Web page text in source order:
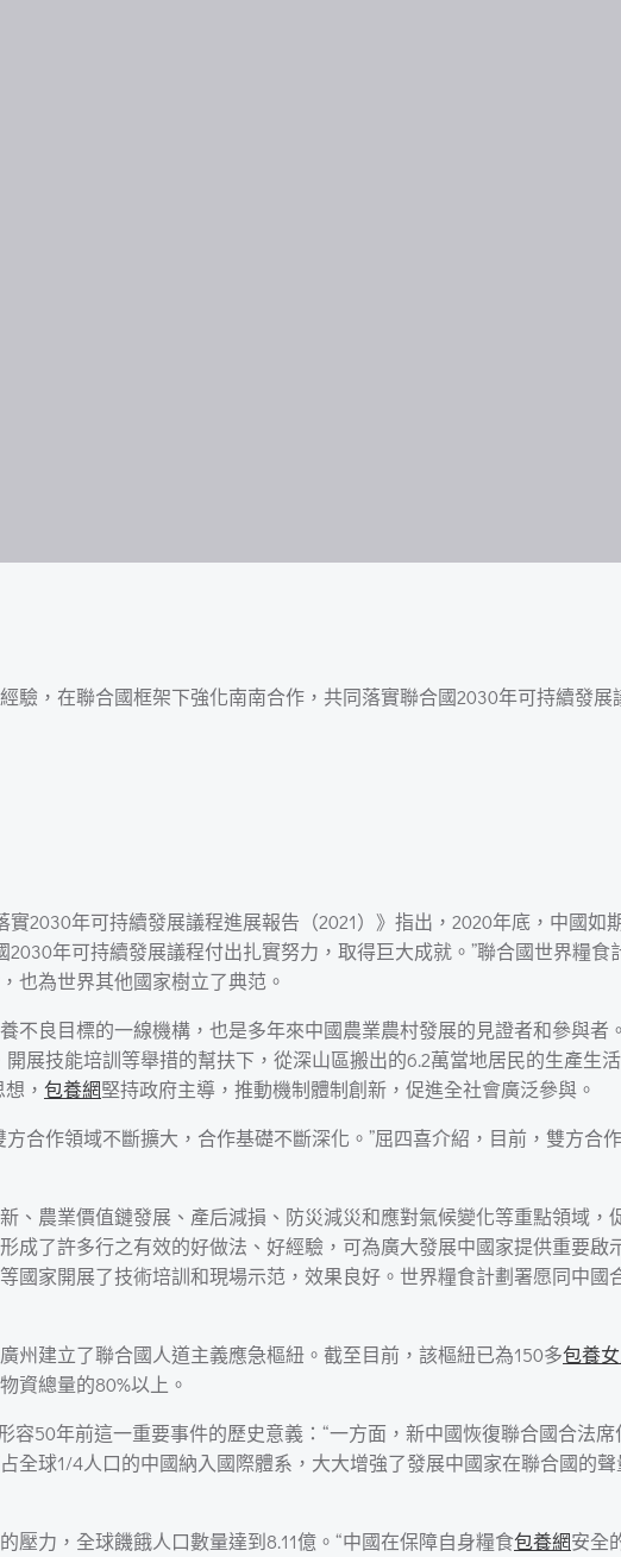
驗，在聯合國框架下強化南南合作，共同落實聯合國2030年可持續發
2030年可持續發展議程進展報告（2021）》指出，2020年底，中國如
年可持續發展議程付出扎實努力，取得巨大成就。”聯合國世界糧
也為世界其他國家樹立了典范。
不良目標的一線機構，也是多年來中國農業農村發展的見證者和參與者
展技能培訓等舉措的幫扶下，從深山區搬出的6.2萬當地居民的生產生
， 包養網堅持政府主導，推動機制體制創新，促進全社會廣泛參與。
合作領域不斷擴大，合作基礎不斷深化。”屈四喜介紹，目前，雙方合
、農業價值鏈發展、產后減損、防災減災和應對氣候變化等重點領域，
了許多行之有效的好做法、好經驗，可為廣大發展中國家提供重要啟
國家開展了技術培訓和現場示范，效果良好。世界糧食計劃署愿同中國
州建立了聯合國人道主義應急樞紐。截至目前，該樞紐已為150多包養
資總量的80%以上。
容50年前這一重要事件的歷史意義：“一方面，新中國恢復聯合國合法
全球1/4人口的中國納入國際體系，大大增強了發展中國家在聯合國的
力，全球饑餓人口數量達到8.11億。“中國在保障自身糧食包養網安全